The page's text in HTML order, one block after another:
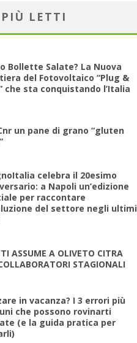
LETTI
Bollette Salate? La Nuova
del Fotovoltaico “Plug &
che sta conquistando l’Italia
un pane di grano “gluten
celebra il 20esimo
a Napoli un’edizione
per raccontare
del settore negli ultimi
ASSUME A OLIVETO CITRA
STAGIONALI
in vacanza? I 3 errori più
che possono rovinarti
(e la guida pratica per